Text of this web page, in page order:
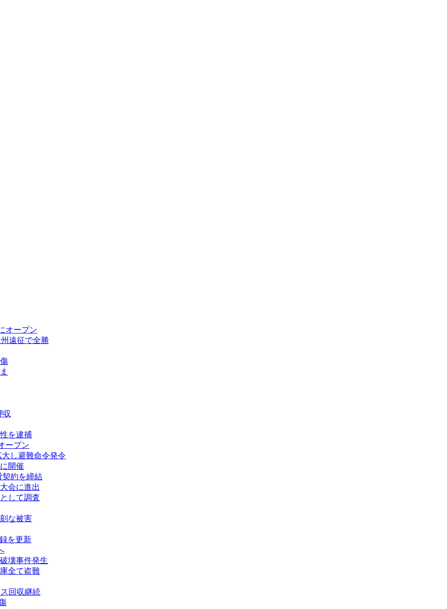
オープン
遠征で全勝
収
を逮捕
ープン
し避難命令発令
開催
契約を締結
会に進出
して調査
な被害
を更新
壊事件発生
全て盗難
回収継続